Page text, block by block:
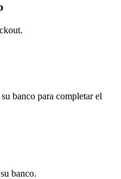
banco para completar el
banco.